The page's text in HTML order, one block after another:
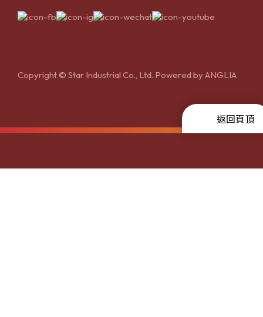
Copyright © Star Industrial Co., Ltd. Powered byANGLIA
返回頁頂